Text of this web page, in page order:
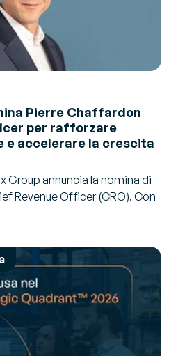
Pierre Chaffardon
per rafforzare
e accelerare la crescita
Group annuncia la nomina di
Revenue Officer (CRO). Con